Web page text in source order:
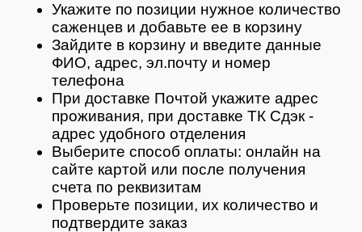
Укажите по позиции нужное количество
саженцев и добавьте ее в корзину
Зайдите в корзину и введите данные
ФИО, адрес, эл.почту и номер
телефона
При доставке Почтой укажите адрес
проживания, при доставке ТК Сдэк -
адрес удобного отделения
Выберите способ оплаты: онлайн на
сайте картой или после получения
счета по реквизитам
Проверьте позиции, их количество и
подтвердите заказ